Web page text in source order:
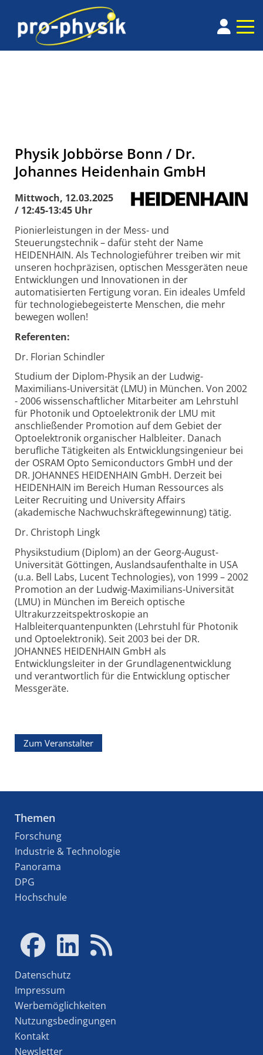
Physik Jobbörse Bonn / Dr.
Johannes Heidenhain GmbH
Mittwoch, 12.03.2025
/ 12:45-13:45 Uhr
Pionierleistungen in der Mess- und
Steuerungstechnik – dafür steht der Name
HEIDENHAIN. Als Technologieführer treiben wir mit
unseren hochpräzisen, optischen Messgeräten neue
Entwicklungen und Innovationen in der
automatisierten Fertigung voran. Ein ideales Umfeld
für technologiebegeisterte Menschen, die mehr
bewegen wollen!
Referenten:
Dr. Florian Schindler
Studium der Diplom-Physik an der Ludwig-
Maximilians-Universität (LMU) in München. Von 2002
- 2006 wissenschaftlicher Mitarbeiter am Lehrstuhl
für Photonik und Optoelektronik der LMU mit
anschließender Promotion auf dem Gebiet der
Optoelektronik organischer Halbleiter. Danach
berufliche Tätigkeiten als Entwicklungsingenieur bei
der OSRAM Opto Semiconductors GmbH und der
DR. JOHANNES HEIDENHAIN GmbH. Derzeit bei
HEIDENHAIN im Bereich Human Ressources als
Leiter Recruiting und University Affairs
(akademische Nachwuchskräftegewinnung) tätig.
Dr. Christoph Lingk
Physikstudium (Diplom) an der Georg-August-
Universität Göttingen, Auslandsaufenthalte in USA
(u.a. Bell Labs, Lucent Technologies), von 1999 – 2002
Promotion an der Ludwig-Maximilians-Universität
(LMU) in München im Bereich optische
Ultrakurzzeitspektroskopie an
Halbleiterquantenpunkten (Lehrstuhl für Photonik
und Optoelektronik). Seit 2003 bei der DR.
JOHANNES HEIDENHAIN GmbH als
Entwicklungsleiter in der Grundlagenentwicklung
und verantwortlich für die Entwicklung optischer
Messgeräte.
Zum Veranstalter
Themen
Forschung
Industrie & Technologie
Panorama
DPG
Hochschule
Datenschutz
Impressum
Werbemöglichkeiten
Nutzungsbedingungen
Kontakt
Newsletter